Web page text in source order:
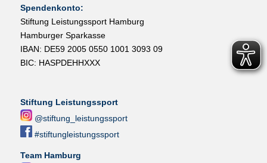
Spendenkonto:
Stiftung Leistungssport Hamburg
Hamburger Sparkasse
IBAN: DE59 2005 0550 1001 3093 09
BIC: HASPDEHHXXX
Stiftung Leistungssport
@stiftung_leistungssport
#stiftungleistungssport
Team Hamburg